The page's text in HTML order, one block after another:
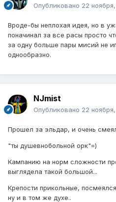
Опубликовано 22
Вроде-бы неплохая идея, но в
поначинал за все расы просто
за одну больше пары мисий не
однообразно.
NJmist
Опубликовано 22
Прошел за эльдар, и очень
"ты душевнобольной орк"=)
Кампанию на норм сложности
выглядела такой большой...
Крепости прикольные,
ну и в том же духе..